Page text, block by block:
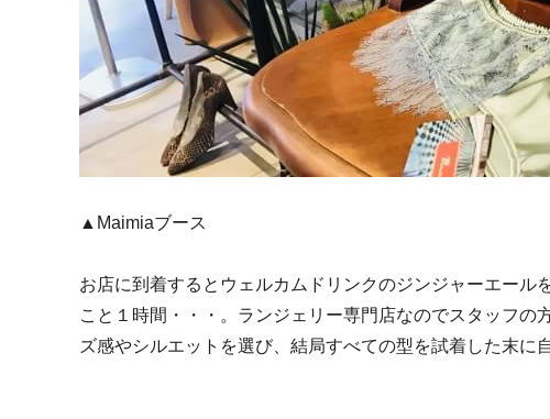
▲Maimiaブース
お店に到着するとウェルカムドリンクのジンジャーエール
こと１時間・・・。ランジェリー専門店なのでスタッフの
ズ感やシルエットを選び、結局すべての型を試着した末に